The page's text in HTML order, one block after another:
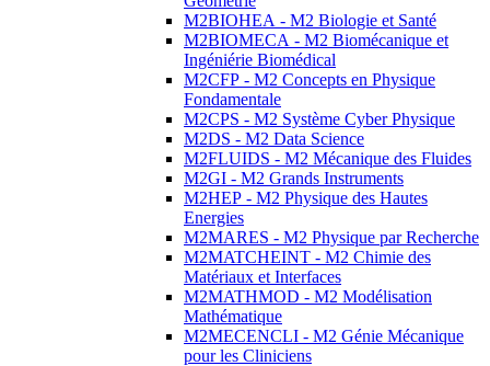
M2BIOHEA - M2 Biologie et Santé
M2BIOMECA - M2 Biomécanique et
Ingéniérie Biomédical
M2CFP - M2 Concepts en Physique
Fondamentale
M2CPS - M2 Système Cyber Physique
M2DS - M2 Data Science
M2FLUIDS - M2 Mécanique des Fluides
M2GI - M2 Grands Instruments
M2HEP - M2 Physique des Hautes
Energies
M2MARES - M2 Physique par Recherche
M2MATCHEINT - M2 Chimie des
Matériaux et Interfaces
M2MATHMOD - M2 Modélisation
Mathématique
M2MECENCLI - M2 Génie Mécanique
pour les Cliniciens